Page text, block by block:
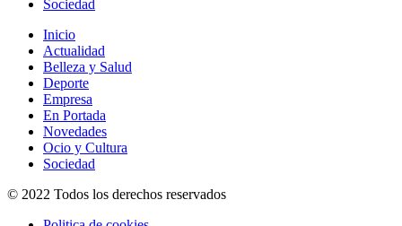
Sociedad
Inicio
Actualidad
Belleza y Salud
Deporte
Empresa
En Portada
Novedades
Ocio y Cultura
Sociedad
© 2022 Todos los derechos reservados